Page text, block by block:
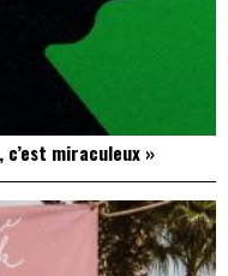
c’est miraculeux »